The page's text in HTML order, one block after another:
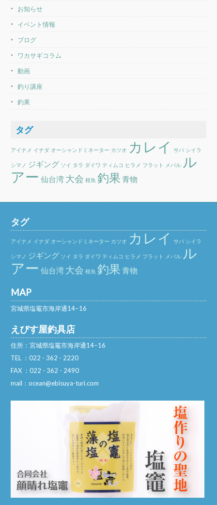
お知らせ
イベント情報
ブログ
ワカサギコラム
動画
釣り講座
釣果
タグ
アイナメ イナダ オーシャンドミネーター カツオ カレイ サバ シイラ
シマノ ジギング ソイ タラ ダイワ ティムコ ヒラメ フラット メバル ル
アー 仙台湾 大会 根魚 釣果 青物
タグ
アイナメ イナダ オーシャンドミネーター カツオ カレイ サバ シイラ
シマノ ジギング ソイ タラ ダイワ ティムコ ヒラメ フラット メバル ル
アー 仙台湾 大会 根魚 釣果 青物
MAP
宮城県塩竈市海岸通14−16
えびす屋釣具店
住所：宮城県塩竈市海岸通14−16
TEL ：022 - 362 - 2220
FAX ：022 - 362 - 2490
mail：ocean@ebisuya-turi.com